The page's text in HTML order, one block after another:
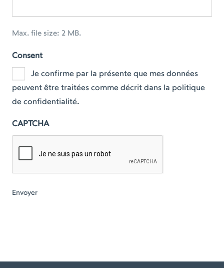
Max. file size: 2 MB.
Consent
Je confirme par la présente que mes données
peuvent être traitées comme décrit dans la politique
de confidentialité.
CAPTCHA